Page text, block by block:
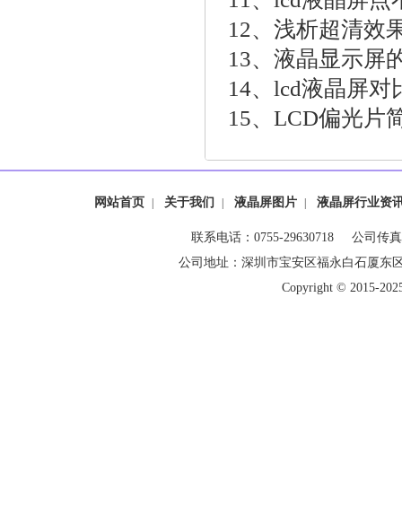
12、 浅析超清效
13、 液晶显示屏
14、 lcd液晶屏对
15、 LCD偏光片
网站首页 关于我们 液晶屏图片 液晶屏行业资
联系电话：0755-29630718 公司传
公司地址：深圳市宝安区福永白石厦
Copyright © 2015-